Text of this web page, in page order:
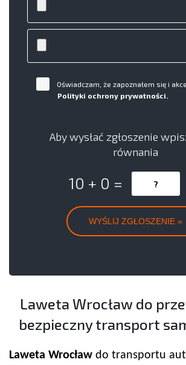
Oświadczam, że zapoznałem się i
Polityki ochrony prywatności.
Aby wysłać zgłoszenie
równania
10 + 0 =
Laweta Wrocław do
bezpieczny transport
Laweta Wrocław do transportu